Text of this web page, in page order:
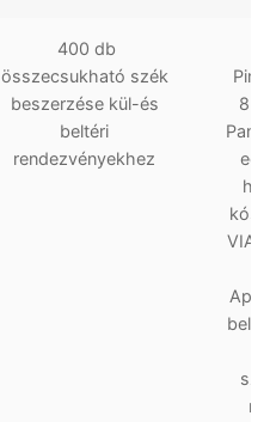
400 db
összecsukható szék
beszerzése kül-és
beltéri
rendezvényekhez
8